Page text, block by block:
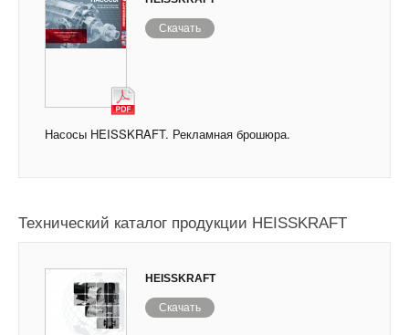
Скачать
Насосы HEISSKRAFT. Рекламная брошюра.
Технический каталог продукции HEISSKRAFT
HEISSKRAFT
Скачать